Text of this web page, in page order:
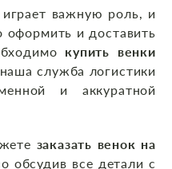
важную роль, и
оформить и доставить
купить
венки
служба логистики
и аккуратной
заказать венок на
обсудив все детали с